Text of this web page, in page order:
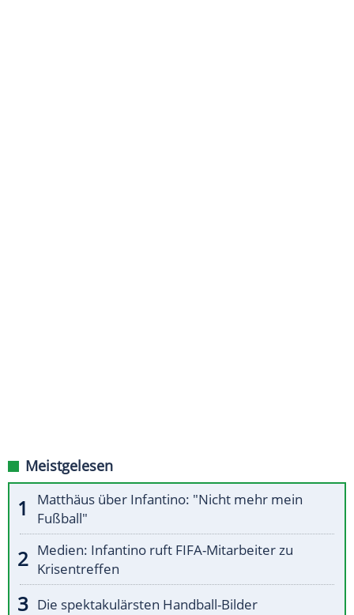
Meistgelesen
Matthäus über Infantino: "Nicht mehr mein
Fußball"
Medien: Infantino ruft FIFA-Mitarbeiter zu
Krisentreffen
Die spektakulärsten Handball-Bilder